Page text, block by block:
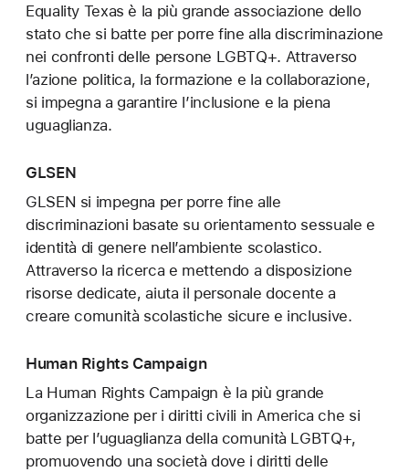
Equality Texas è la più grande associazione dello
stato che si batte per porre fine alla discriminazione
nei confronti delle persone LGBTQ+. Attraverso
l’azione politica, la formazione e la collaborazione,
si impegna a garantire l’inclusione e la piena
uguaglianza.
GLSEN
GLSEN si impegna per porre fine alle
discriminazioni basate su orientamento sessuale e
identità di genere nell’ambiente scolastico.
Attraverso la ricerca e mettendo a disposizione
risorse dedicate, aiuta il personale docente a
creare comunità scolastiche sicure e inclusive.
Human Rights Campaign
La Human Rights Campaign è la più grande
organizzazione per i diritti civili in America che si
batte per l’uguaglianza della comunità LGBTQ+,
promuovendo una società dove i diritti delle